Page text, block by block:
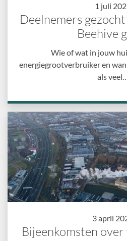
1 juli
Deelnemers
Beehive
Wie of wat in jouw
energiegrootverbruiker en
als
3 april
Bijeenkomsten